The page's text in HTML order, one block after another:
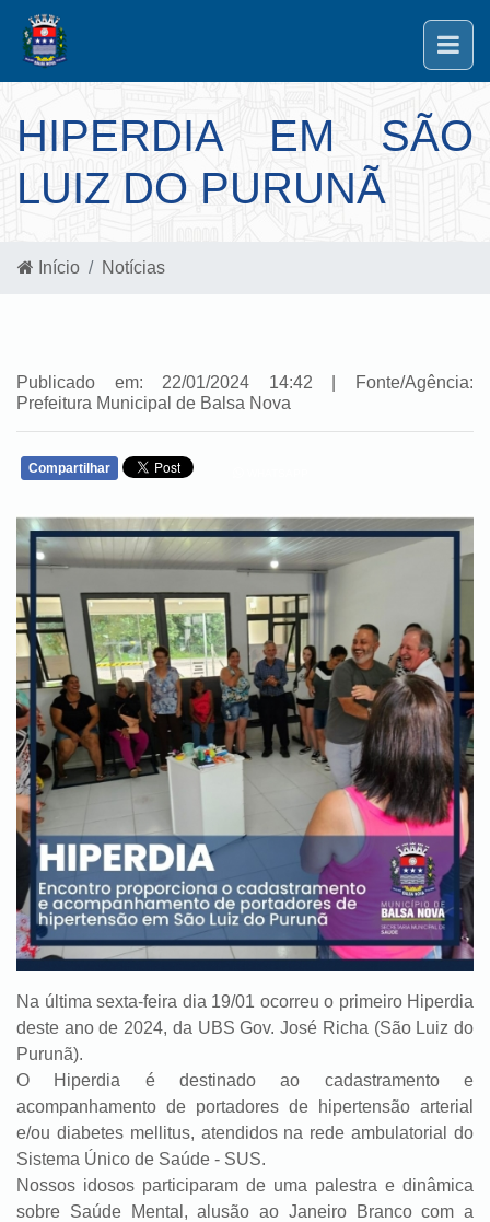
HIPERDIA EM SÃO
LUIZ DO PURUNÃ
Início Notícias
Publicado em: 22/01/2024 14:42 | Fonte/Agência:
Prefeitura Municipal de Balsa Nova
Compartilhar
Na última sexta-feira dia 19/01 ocorreu o primeiro Hiperdia
deste ano de 2024, da UBS Gov. José Richa (São Luiz do
Purunã).
O Hiperdia é destinado ao cadastramento e
acompanhamento de portadores de hipertensão arterial
e/ou diabetes mellitus, atendidos na rede ambulatorial do
Sistema Único de Saúde - SUS.
Nossos idosos participaram de uma palestra e dinâmica
sobre Saúde Mental, alusão ao Janeiro Branco com a